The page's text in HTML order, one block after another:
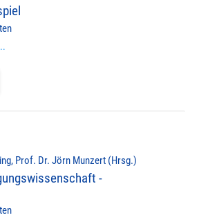
Prof. Dr. Jörn Munzert (Hrsg.)
-